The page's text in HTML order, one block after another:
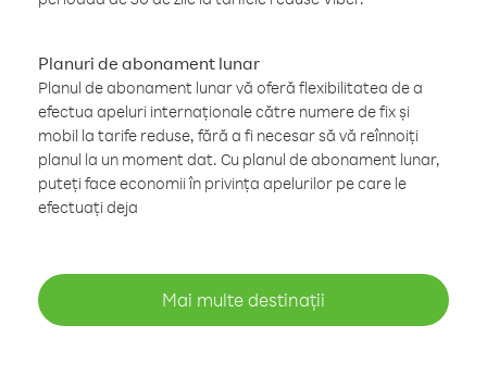
Planuri de abonament lunar
Planul de abonament lunar vă oferă flexibilitatea de a
efectua apeluri internaționale către numere de fix și
mobil la tarife reduse, fără a fi necesar să vă reînnoiți
planul la un moment dat. Cu planul de abonament lunar,
puteți face economii în privința apelurilor pe care le
efectuați deja
Mai multe destinații